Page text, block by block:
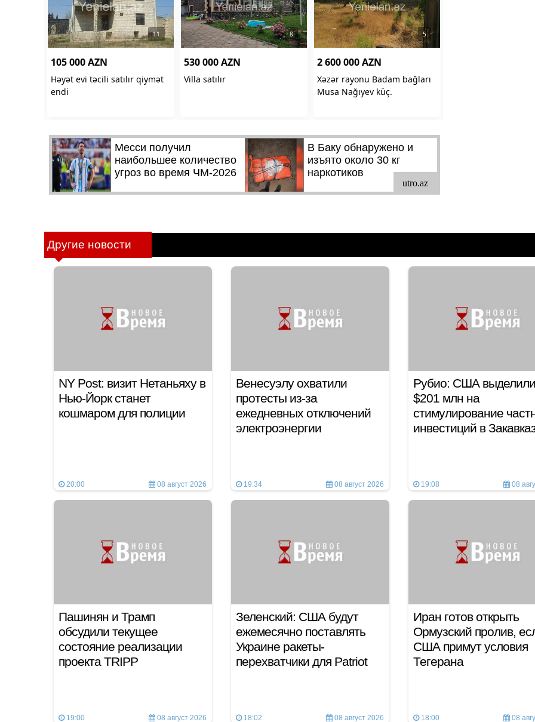
Другие новости
NY Post: визит Нетаньяху в
Нью-Йорк станет
кошмаром для полиции
20:00 08 август 2026
Венесуэлу охватили
протесты из-за
ежедневных отключений
электроэнергии
19:34 08 август 2026
Рубио: США выделили
$201 млн на
стимулирование
инвестиций в
19:08 08
Пашинян и Трамп
обсудили текущее
состояние реализации
проекта TRIPP
19:00 08 август 2026
Зеленский: США будут
ежемесячно поставлять
Украине ракеты-
перехватчики для Patriot
18:02 08 август 2026
Иран готов открыть
Ормузский пролив,
США примут условия
Тегерана
18:00 08